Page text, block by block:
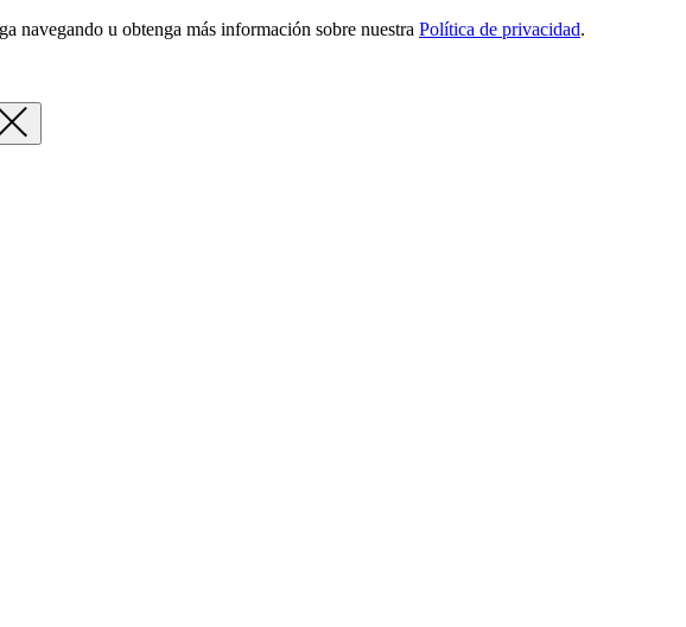
navegando u obtenga más información sobre nuestra Política de privacidad.